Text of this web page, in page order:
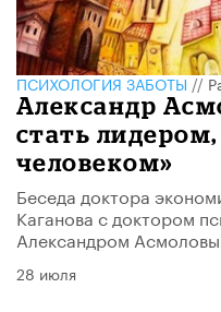
ПСИХОЛОГИЯ ЗАБОТЫ//
Александр
стать лидером,
человеком»
Беседа доктора
Каганова с доктором
Александром
28 июля